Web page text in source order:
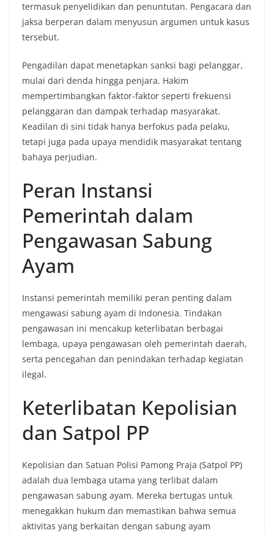
termasuk penyelidikan dan penuntutan. Pengacara dan
jaksa berperan dalam menyusun argumen untuk kasus
tersebut.
Pengadilan dapat menetapkan sanksi bagi pelanggar,
mulai dari denda hingga penjara. Hakim
mempertimbangkan faktor-faktor seperti frekuensi
pelanggaran dan dampak terhadap masyarakat.
Keadilan di sini tidak hanya berfokus pada pelaku,
tetapi juga pada upaya mendidik masyarakat tentang
bahaya perjudian.
Peran Instansi
Pemerintah dalam
Pengawasan Sabung
Ayam
Instansi pemerintah memiliki peran penting dalam
mengawasi sabung ayam di Indonesia. Tindakan
pengawasan ini mencakup keterlibatan berbagai
lembaga, upaya pengawasan oleh pemerintah daerah,
serta pencegahan dan penindakan terhadap kegiatan
ilegal.
Keterlibatan Kepolisian
dan Satpol PP
Kepolisian dan Satuan Polisi Pamong Praja (Satpol PP)
adalah dua lembaga utama yang terlibat dalam
pengawasan sabung ayam. Mereka bertugas untuk
menegakkan hukum dan memastikan bahwa semua
aktivitas yang berkaitan dengan sabung ayam